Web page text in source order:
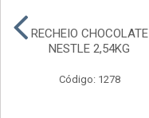
RECHEIO CHOCOLATE
NESTLE 2,54KG
Código: 1278